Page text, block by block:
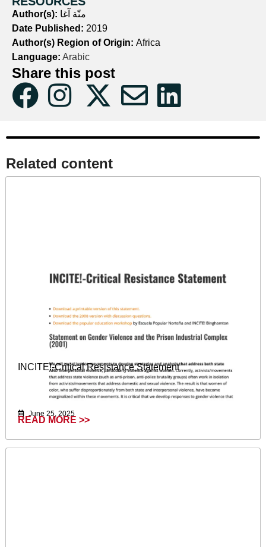
Author(s): منّة آغا
Date Published: 2019
Author(s) Region of Origin: Africa
Language: Arabic
Share this post
Related content​
INCITE!-Critical Resistance Statement
June 25, 2025
READ MORE >>